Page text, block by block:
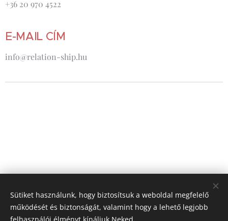
+36 20 970 4522
E-MAIL CÍM
info@relation-ship.hu
Sütiket használunk, hogy biztosítsuk a weboldal megfelelő
működését és biztonságát, valamint hogy a lehető legjobb